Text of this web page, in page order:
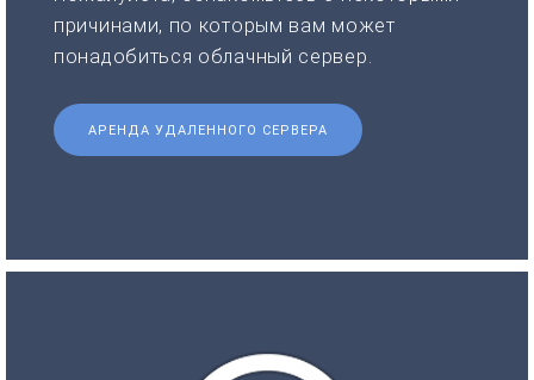
причинами, по которым вам может
понадобиться облачный сервер.
АРЕНДА УДАЛЕННОГО СЕРВЕРА